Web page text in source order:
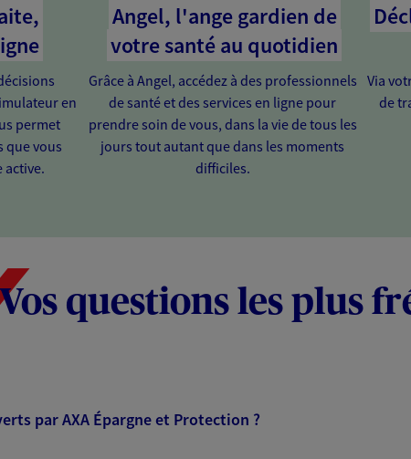
en
permet
que vous
active.
Angel, l'ange gardien de
votre santé au quotidien
Grâce à Angel, accédez à des professionnels
de santé et des services en ligne pour
prendre soin de vous, dans la vie de tous les
jours tout autant que dans les moments
difficiles.
Via
de
Vos questions les plus
par AXA Épargne et Protection ?